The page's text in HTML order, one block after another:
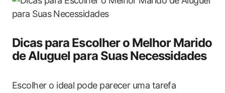
Dicas para‌ Escolher ‍o Melhor Marido
de Aluguel para Suas Necessidades
Escolher ‍o ideal ​pode parecer uma tarefa⁤